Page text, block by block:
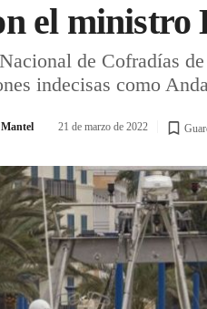
el ministro
de Cofradías
indecisas como
21 de marzo de 2022